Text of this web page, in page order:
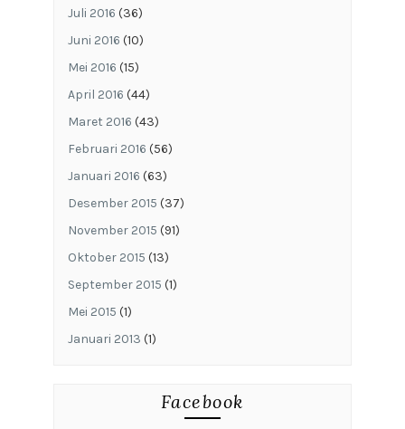
Juli 2016 (36)
Juni 2016 (10)
Mei 2016 (15)
April 2016 (44)
Maret 2016 (43)
Februari 2016 (56)
Januari 2016 (63)
Desember 2015 (37)
November 2015 (91)
Oktober 2015 (13)
September 2015 (1)
Mei 2015 (1)
Januari 2013 (1)
Facebook